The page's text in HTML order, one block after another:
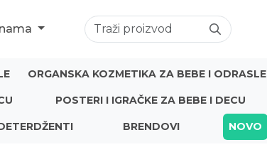
ORGANSKA KOZMETIKA ZA BEBE I ODRASLE
POSTERI I IGRAČKE ZA BEBE I DECU
BRENDOVI NOVO